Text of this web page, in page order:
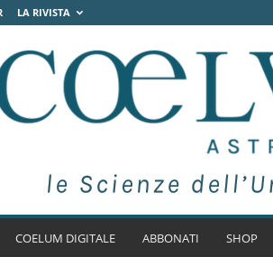
LA RIVISTA
COELUM DIGITALE ABBONATI SHOP